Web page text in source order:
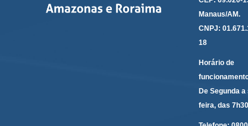
Manaus/AM.
CNPJ:
18
Horário de
De Segunda
feira, das